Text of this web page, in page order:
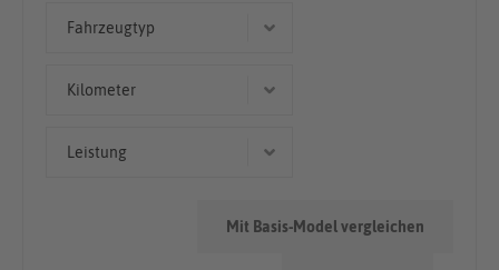
Fahrzeugtyp
Kilometer
Leistung
Mit Basis-Model vergleichen